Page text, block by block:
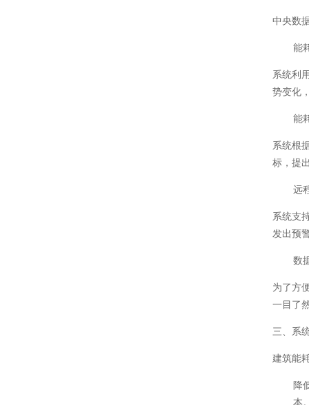
中央数
能
系统利
势变化
能
系统根
标，提
远
系统支
发出预
数
为了方
一目了
三、系
建筑能
降
本